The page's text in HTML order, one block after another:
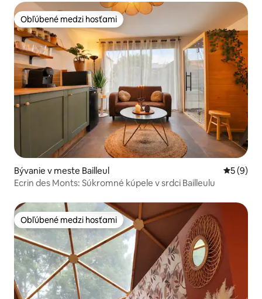
Obľúbené medzi hosťami
Obľúbené medzi hosťami
Bývanie v meste Bailleul
5 (9)
Ecrin des Monts: Súkromné kúpele v srdci Bailleulu
Obľúbené medzi hosťami
Obľúbené medzi hosťami